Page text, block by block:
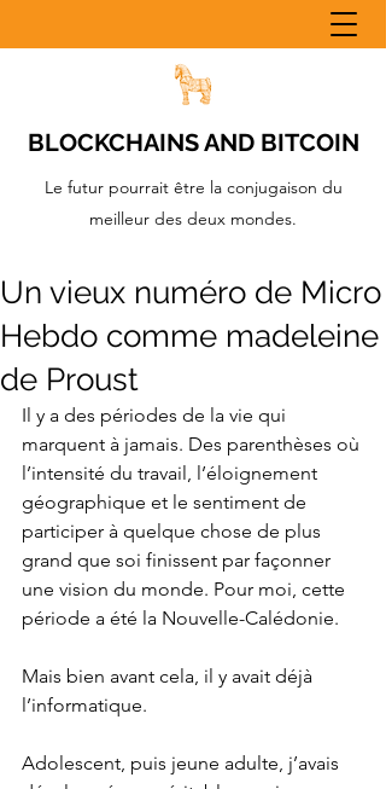
BLOCKCHAINS AND BITCOIN
Le futur pourrait être la conjugaison du
meilleur des deux mondes.
Un vieux numéro de Micro
Hebdo comme madeleine
de Proust
Il y a des périodes de la vie qui
marquent à jamais. Des parenthèses où
l’intensité du travail, l’éloignement
géographique et le sentiment de
participer à quelque chose de plus
grand que soi finissent par façonner
une vision du monde. Pour moi, cette
période a été la Nouvelle-Calédonie.
Mais bien avant cela, il y avait déjà
l’informatique.
Adolescent, puis jeune adulte, j’avais